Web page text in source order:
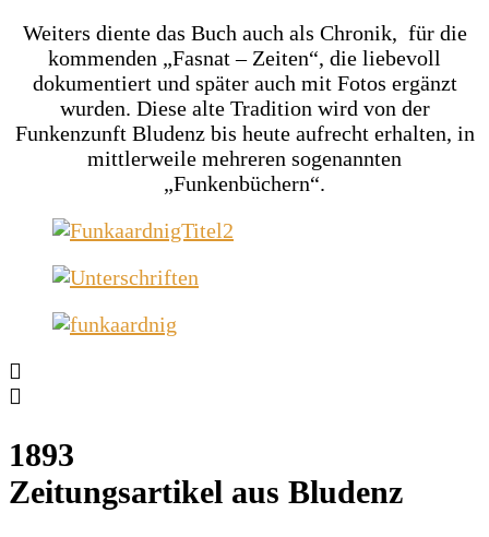
Weiters diente das Buch auch als Chronik, für die
kommenden „Fasnat – Zeiten“, die liebevoll
dokumentiert und später auch mit Fotos ergänzt
wurden. Diese alte Tradition wird von der
Funkenzunft Bludenz bis heute aufrecht erhalten, in
mittlerweile mehreren sogenannten
„Funkenbüchern“.
1893
Zeitungsartikel aus Bludenz